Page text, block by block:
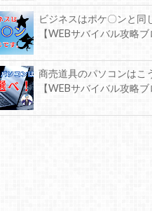
ビジネスはポケ〇ンと同
【WEBサバイバル攻略ブ
商売道具のパソコンはこ
【WEBサバイバル攻略ブ